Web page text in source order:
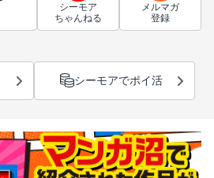
シーモア
ちゃんねる
メルマガ
登録
シーモアでポイ活